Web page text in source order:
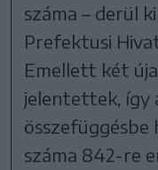
száma – derül
Prefektusi
Emellett két
jelentettek, így
összefüggésbe
száma 842-re